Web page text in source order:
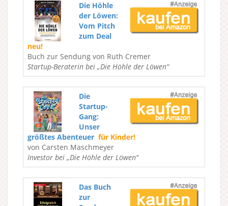
Die Höhle
der Löwen:
Vom Pitch
zum Deal
neu!
Buch zur Sendung von Ruth Cremer
Startup-Beraterin bei „Die Höhle der Löwen“
Die
Startup-
Gang:
Unser
größtes Abenteuer für Kinder!
von Carsten Maschmeyer
Investor bei „Die Höhle der Löwen“
Das Buch
zur